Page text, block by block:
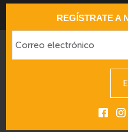
REGÍSTRATE A